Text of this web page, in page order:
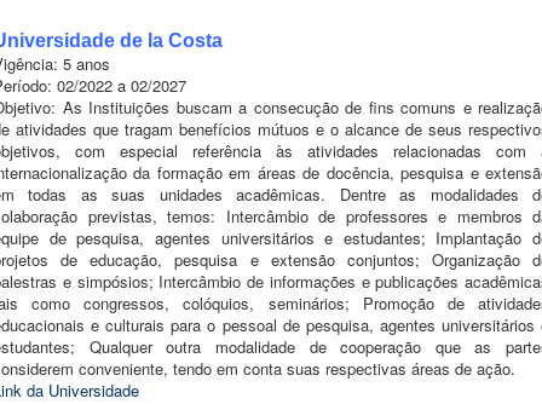
de la Costa
5 anos
02/2022 a 02/2027
As Instituições buscam a consecução de fins comuns e
atividades que tragam benefícios mútuos e o alcance de seus
com especial referência às atividades relacionadas com
da formação em áreas de docência, pesquisa e
todas as suas unidades acadêmicas. Dentre as modalidades
previstas, temos: Intercâmbio de professores e membros
de pesquisa, agentes universitários e estudantes; Implantação
de educação, pesquisa e extensão conjuntos; Organização
e simpósios; Intercâmbio de informações e publicações
como congressos, colóquios, seminários; Promoção de
e culturais para o pessoal de pesquisa, agentes universitários
Qualquer outra modalidade de cooperação que as
conveniente, tendo em conta suas respectivas áreas de ação.
da Universidade